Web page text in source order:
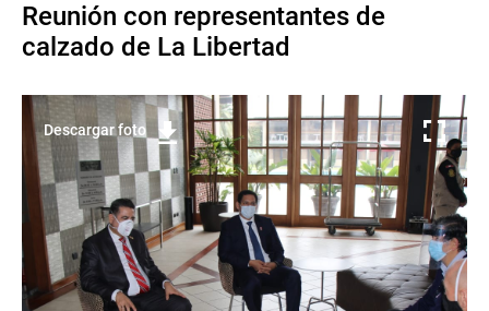
Reunión con representantes de
calzado de La Libertad
Descargar foto